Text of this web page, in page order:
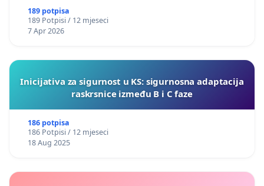
189 potpisa
189 Potpisi / 12 mjeseci
7 Apr 2026
Inicijativa za sigurnost u KS: sigurnosna adaptacija
raskrsnice između B i C faze
186 potpisa
186 Potpisi / 12 mjeseci
18 Aug 2025